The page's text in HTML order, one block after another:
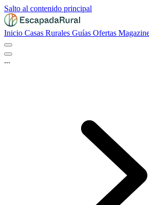
Salto al contenido principal
Inicio Casas Rurales Guías Ofertas
...